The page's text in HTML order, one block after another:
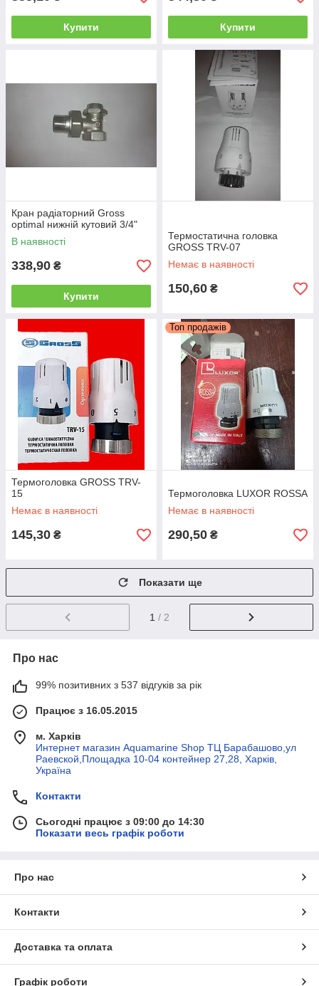
Купити Купити
Кран радіаторний Gross
optimal нижній кутовий 3/4"
В наявності
338,90 ₴
Купити
Термостатична головка
GROSS TRV-07
Немає в наявності
150,60 ₴
Термоголовка GROSS TRV-
15
Немає в наявності
145,30 ₴
Топ продажів
Термоголовка LUXOR ROSSA
Немає в наявності
290,50 ₴
Показати ще
1 / 2
Про нас
99% позитивних з 537 відгуків за рік
Працює з 16.05.2015
м. Харків
Интернет магазин Aquamarine Shop ТЦ Барабашово,ул
Раевской,Площадка 10-04 контейнер 27,28, Харків,
Україна
Контакти
Сьогодні працює з 09:00 до 14:30
Показати весь графік роботи
Про нас
Контакти
Доставка та оплата
Графік роботи